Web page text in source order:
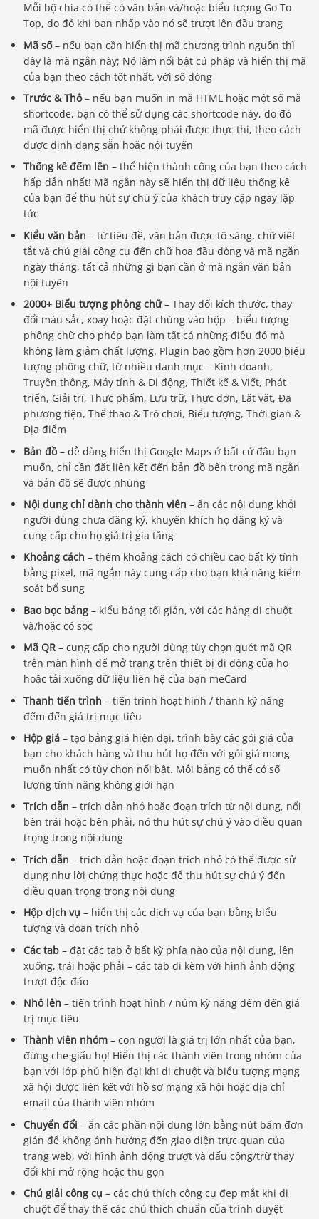
Mỗi bộ chia có thể có văn bản và/hoặc biểu tượng Go To
Top, do đó khi bạn nhấp vào nó sẽ trượt lên đầu trang
Mã số– nếu bạn cần hiển thị mã chương trình nguồn thì
đây là mã ngắn này; Nó làm nổi bật cú pháp và hiển thị mã
của bạn theo cách tốt nhất, với số dòng
Trước & Thô– nếu bạn muốn in mã HTML hoặc một số mã
shortcode, bạn có thể sử dụng các shortcode này, do đó
mã được hiển thị chứ không phải được thực thi, theo cách
được định dạng sẵn hoặc nội tuyến
Thống kê đếm lên – thể hiện thành công của bạn theo cách
hấp dẫn nhất! Mã ngắn này sẽ hiển thị dữ liệu thống kê
của bạn để thu hút sự chú ý của khách truy cập ngay lập
tức
Kiểu văn bản – từ tiêu đề, văn bản được tô sáng, chữ viết
tắt và chú giải công cụ đến chữ hoa đầu dòng và mã ngắn
ngày tháng, tất cả những gì bạn cần ở mã ngắn văn bản
nội tuyến
2000+ Biểu tượng phông chữ– Thay đổi kích thước, thay
đổi màu sắc, xoay hoặc đặt chúng vào hộp – biểu tượng
phông chữ cho phép bạn làm tất cả những điều đó mà
không làm giảm chất lượng. Plugin bao gồm hơn 2000 biểu
tượng phông chữ, từ nhiều danh mục – Kinh doanh,
Truyền thông, Máy tính & Di động, Thiết kế & Viết, Phát
triển, Giải trí, Thực phẩm, Lưu trữ, Thực đơn, Lặt vặt, Đa
phương tiện, Thể thao & Trò chơi, Biểu tượng, Thời gian &
Địa điểm
Bản đồ– dễ dàng hiển thị Google Maps ở bất cứ đâu bạn
muốn, chỉ cần đặt liên kết đến bản đồ bên trong mã ngắn
và bản đồ sẽ được nhúng
Nội dung chỉ dành cho thành viên – ẩn các nội dung khỏi
người dùng chưa đăng ký, khuyến khích họ đăng ký và
cung cấp cho họ giá trị gia tăng
Khoảng cách – thêm khoảng cách có chiều cao bất kỳ tính
bằng pixel, mã ngắn này cung cấp cho bạn khả năng kiểm
soát bổ sung
Bao bọc bảng – kiểu bảng tối giản, với các hàng di chuột
và/hoặc có sọc
Mã QR – cung cấp cho người dùng tùy chọn quét mã QR
trên màn hình để mở trang trên thiết bị di động của họ
hoặc tải xuống dữ liệu liên hệ của bạn meCard
Thanh tiến trình – tiến trình hoạt hình / thanh kỹ năng
đếm đến giá trị mục tiêu
Hộp giá – tạo bảng giá hiện đại, trình bày các gói giá của
bạn cho khách hàng và thu hút họ đến với gói giá mong
muốn nhất có tùy chọn nổi bật. Mỗi bảng có thể có số
lượng tính năng không giới hạn
Trích dẫn – trích dẫn nhỏ hoặc đoạn trích từ nội dung, nổi
bên trái hoặc bên phải, nó thu hút sự chú ý vào điều quan
trọng trong nội dung
Trích dẫn – trích dẫn hoặc đoạn trích nhỏ có thể được sử
dụng như lời chứng thực hoặc để thu hút sự chú ý đến
điều quan trọng trong nội dung
Hộp dịch vụ – hiển thị các dịch vụ của bạn bằng biểu
tượng và đoạn trích nhỏ
Các tab – đặt các tab ở bất kỳ phía nào của nội dung, lên
xuống, trái hoặc phải – các tab đi kèm với hình ảnh động
trượt độc đáo
Nhô lên – tiến trình hoạt hình / núm kỹ năng đếm đến giá
trị mục tiêu
Thành viên nhóm – con người là giá trị lớn nhất của bạn,
đừng che giấu họ! Hiển thị các thành viên trong nhóm của
bạn với lớp phủ hiện đại khi di chuột và biểu tượng mạng
xã hội được liên kết với hồ sơ mạng xã hội hoặc địa chỉ
email của thành viên nhóm
Chuyển đổi – ẩn các phần nội dung lớn bằng nút bấm đơn
giản để không ảnh hưởng đến giao diện trực quan của
trang web, với hình ảnh động trượt và dấu cộng/trừ thay
đổi khi mở rộng hoặc thu gọn
Chú giải công cụ – các chú thích công cụ đẹp mắt khi di
chuột để thay thế các chú thích chuẩn của trình duyệt